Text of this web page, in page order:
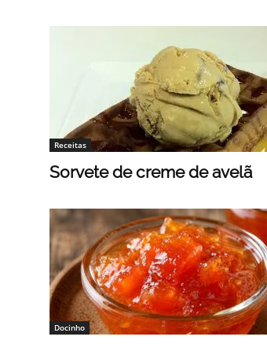
Receitas
Sorvete de creme de avelã
Docinho